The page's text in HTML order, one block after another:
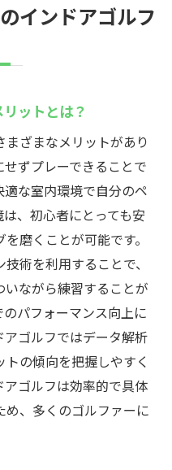
するためのコツ
進化とその魅力
るシミュレーターの
ミュレーター活用法
した練習メニューの
レーターで再現する
ーターを活用したレ
のインドアゴルフ施
インドアゴルフ
ットとは？
ざまなメリットがあり
ずプレーできることで
な室内環境で自分のペ
、初心者にとっても安
磨くことが可能です。
術を利用することで、
ながら練習することが
パフォーマンス向上に
ゴルフではデータ解析
の傾向を把握しやすく
ゴルフは効率的で具体
、多くのゴルファーに